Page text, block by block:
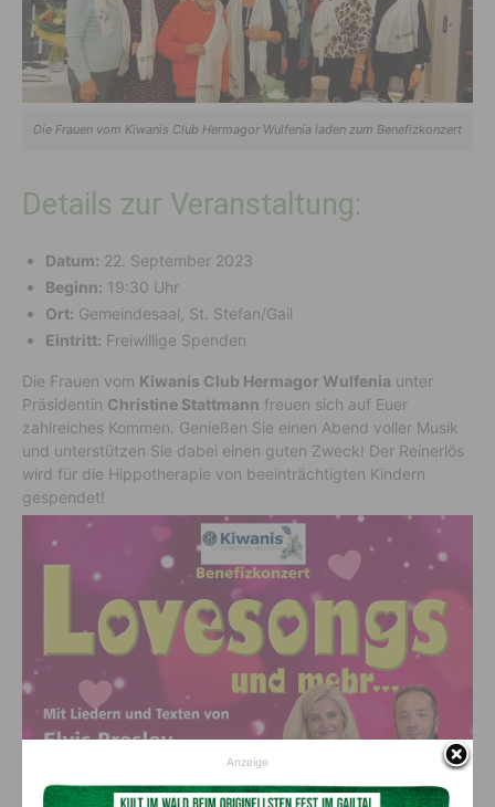
Die Frauen vom Kiwanis Club Hermagor Wulfenia laden zum Benefizkonzert
Details zur Veranstaltung:
Datum: 22. September 2023
Beginn: 19:30 Uhr
Ort: Gemeindesaal, St. Stefan/Gail
Eintritt: Freiwillige Spenden
Die Frauen vom Kiwanis Club Hermagor Wulfenia unter
Präsidentin Christine Stattmann freuen sich auf Euer
zahlreiches Kommen. Genießen Sie einen Abend voller Musik
und unterstützen Sie dabei einen guten Zweck! Der Reinerlös
wird für die Hippotherapie von beeinträchtigten Kindern
gespendet!
Anzeige